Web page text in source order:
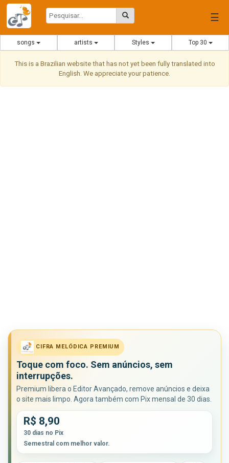
☰
songs artists Styles Top 30
This is a Brazilian website that has not yet been fully translated into
English. We appreciate your patience.
CIFRA MELÓDICA PREMIUM
Toque com foco. Sem anúncios, sem
interrupções.
Premium libera o Editor Avançado, remove anúncios e deixa
o site mais limpo. Agora também com Pix mensal de 30 dias.
R$ 8,90
30 dias no Pix
Semestral com melhor valor.